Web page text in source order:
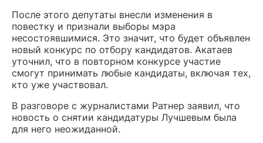
После этого депутаты внесли изменения в
повестку и признали выборы мэра
несостоявшимися. Это значит, что будет объявлен
новый конкурс по отбору кандидатов. Акатаев
уточнил, что в повторном конкурсе участие
смогут принимать любые кандидаты, включая тех,
кто уже участвовал.
В разговоре с журналистами Ратнер заявил, что
новость о снятии кандидатуры Лучшевым была
для него неожиданной.